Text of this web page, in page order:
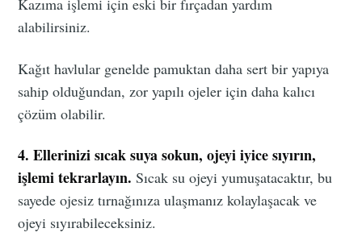
Kazıma işlemi için eski bir fırçadan yardım
alabilirsiniz.
Kağıt havlular genelde pamuktan daha sert bir yapıya
sahip olduğundan, zor yapılı ojeler için daha kalıcı
çözüm olabilir.
4. Ellerinizi sıcak suya sokun, ojeyi iyice sıyırın,
işlemi tekrarlayın. Sıcak su ojeyi yumuşatacaktır, bu
sayede ojesiz tırnağınıza ulaşmanız kolaylaşacak ve
ojeyi sıyırabileceksiniz.